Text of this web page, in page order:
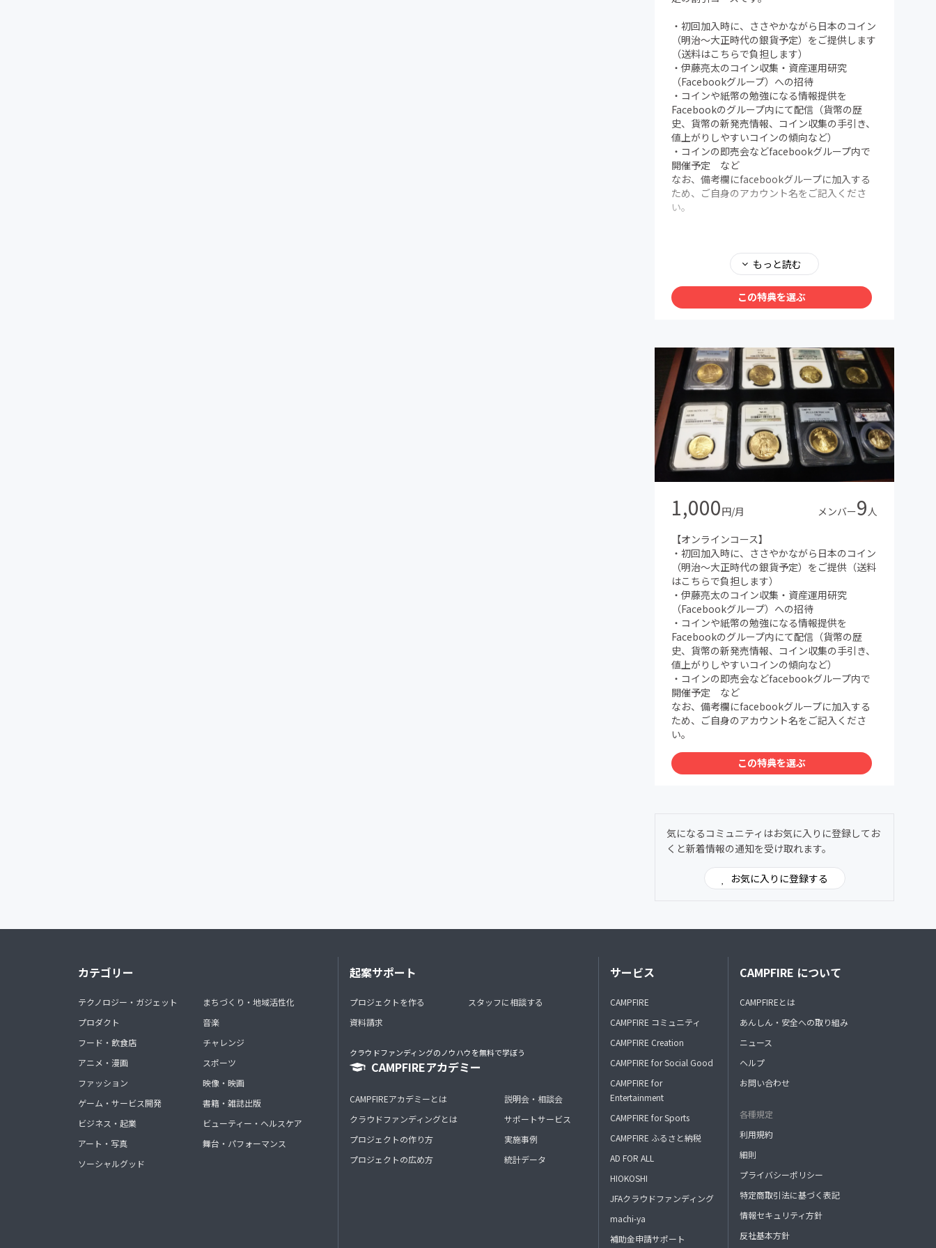
・初回加入時に、ささやかながら日本のコイン
（明治～大正時代の銀貨予定）をご提供します
（送料はこちらで負担します）
・伊藤亮太のコイン収集・資産運用研究
（Facebookグループ）への招待
・コインや紙幣の勉強になる情報提供を
Facebookのグループ内にて配信（貨幣の歴
史、貨幣の新発売情報、コイン収集の手引き、
値上がりしやすいコインの傾向など）
・コインの即売会などfacebookグループ内で
開催予定 など
なお、備考欄にfacebookグループに加入する
ため、ご自身のアカウント名をご記入くださ
い。
もっと読む
この特典を選ぶ
1,000円/月 メンバー9 人
【オンラインコース】
・初回加入時に、ささやかながら日本のコイン
（明治～大正時代の銀貨予定）をご提供（送料
はこちらで負担します）
・伊藤亮太のコイン収集・資産運用研究
（Facebookグループ）への招待
・コインや紙幣の勉強になる情報提供を
Facebookのグループ内にて配信（貨幣の歴
史、貨幣の新発売情報、コイン収集の手引き、
値上がりしやすいコインの傾向など）
・コインの即売会などfacebookグループ内で
開催予定 など
なお、備考欄にfacebookグループに加入する
ため、ご自身のアカウント名をご記入くださ
い。
この特典を選ぶ
気になるコミュニティはお気に入りに登録してお
くと新着情報の通知を受け取れます。
お気に入りに登録する
カテゴリー
テクノロジー・ガジェット
プロダクト
フード・飲食店
アニメ・漫画
ファッション
ゲーム・サービス開発
ビジネス・起業
アート・写真
ソーシャルグッド
まちづくり・地域活性化
音楽
チャレンジ
スポーツ
映像・映画
書籍・雑誌出版
ビューティー・ヘルスケア
舞台・パフォーマンス
起案サポート
プロジェクトを作る
資料請求
スタッフに相談する
クラウドファンディングのノウハウを無料で学ぼう
CAMPFIREアカデミー
CAMPFIREアカデミーとは
クラウドファンディングとは
プロジェクトの作り方
プロジェクトの広め方
説明会・相談会
サポートサービス
実施事例
統計データ
サービス
CAMPFIRE
CAMPFIRE コミュニティ
CAMPFIRE Creation
CAMPFIRE for Social Good
CAMPFIRE for
Entertainment
CAMPFIRE for Sports
CAMPFIRE ふるさと納税
AD FOR ALL
HIOKOSHI
JFAクラウドファンディング
machi-ya
補助金申請サポート
CAMPFIRE について
CAMPFIREとは
あんしん・安全への取り組み
ニュース
ヘルプ
お問い合わせ
各種規定
利用規約
細則
プライバシーポリシー
特定商取引法に基づく表記
情報セキュリティ方針
反社基本方針